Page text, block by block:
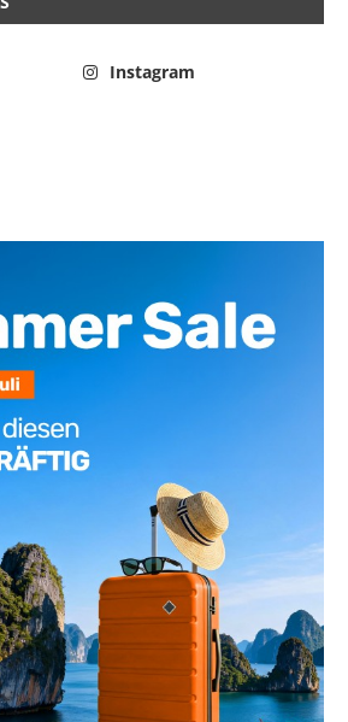
Instagram